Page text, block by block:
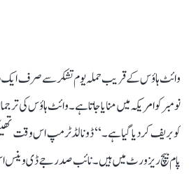
نومبر کو امریکہ میں منایا جاتا ہے۔ وائٹ ہاؤس کی
کو بریف کر دیا گیا ہے۔‘‘ ڈونالڈ ٹرمپ اس وقت
پام بیچ ریزورٹ میں ہیں۔ نائب صدرجے ڈی وینس